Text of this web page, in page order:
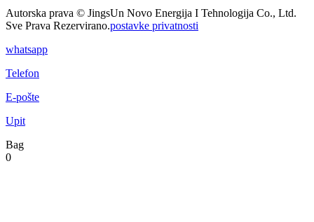
Autorska prava © JingsUn Novo Energija I Tehnologija Co., Ltd.
Sve Prava Rezervirano.postavke privatnosti
whatsapp
Telefon
E-pošte
Upit
Bag
0